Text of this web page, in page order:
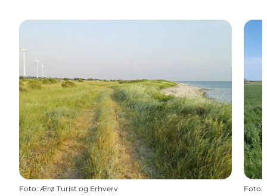
Foto: Ærø Turist og Erhverv Foto: